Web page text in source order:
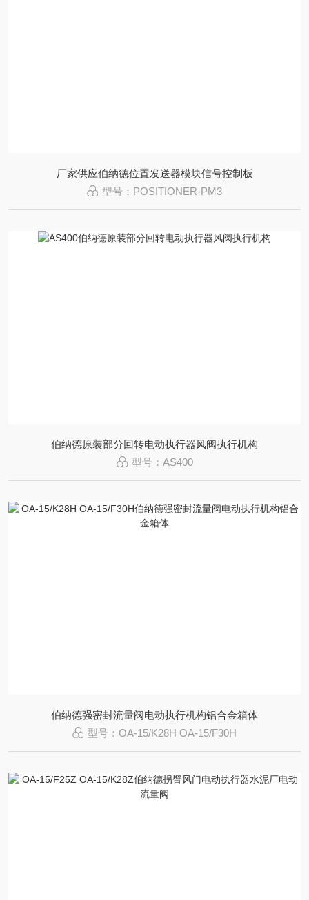
厂家供应伯纳德位置发送器模块信号控制板
型号：POSITIONER-PM3
伯纳德原装部分回转电动执行器风阀执行机构
型号：AS400
伯纳德强密封流量阀电动执行机构铝合金箱体
型号：OA-15/K28H OA-15/F30H